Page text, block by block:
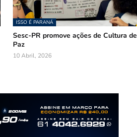
ISSO É PARANÁ
Sesc-PR promove ações de Cultura de
Paz
10 Abril, 2026